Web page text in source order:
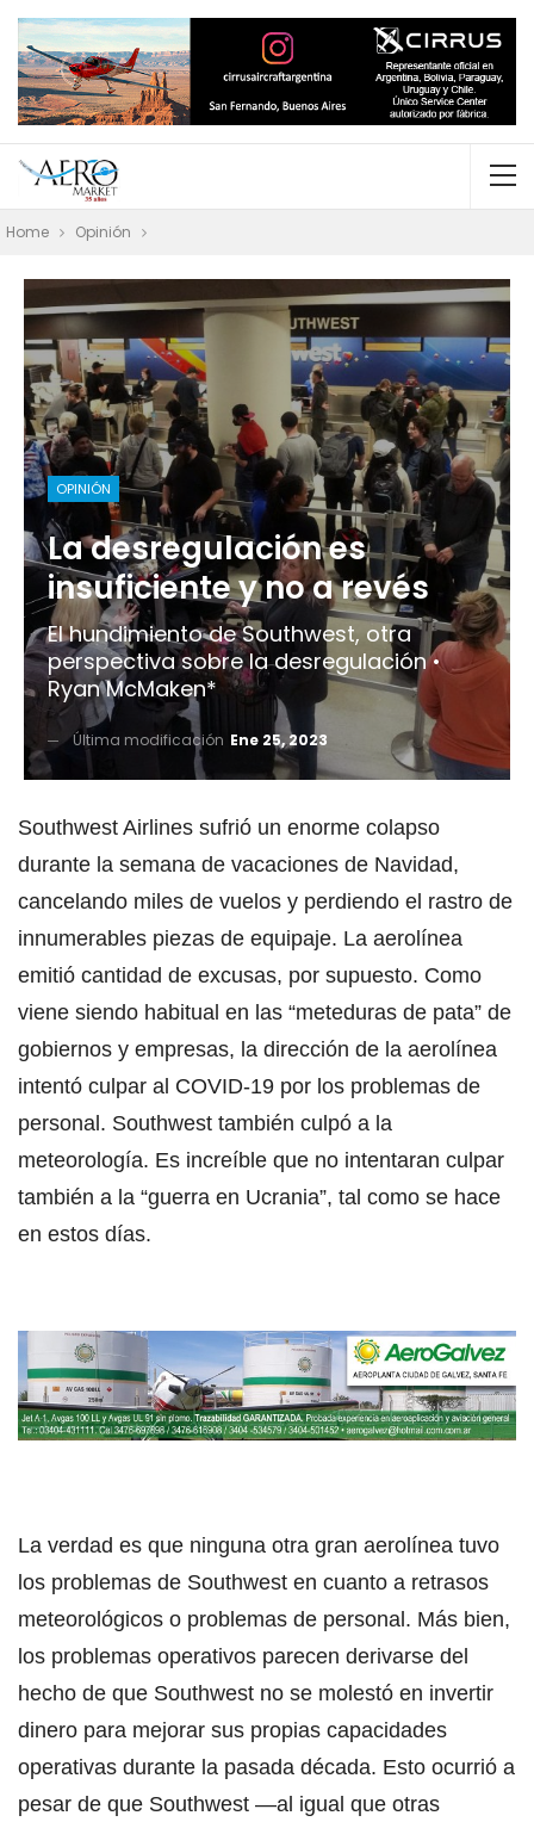
Home Opinión
OPINIÓN
La desregulación es
insuficiente y no a revés
El hundimiento de Southwest, otra
perspectiva sobre la desregulación •
Ryan McMaken*
Última modificación Ene 25, 2023
Southwest Airlines sufrió un enorme colapso
durante la semana de vacaciones de Navidad,
cancelando miles de vuelos y perdiendo el rastro de
innumerables piezas de equipaje. La aerolínea
emitió cantidad de excusas, por supuesto. Como
viene siendo habitual en las “meteduras de pata” de
gobiernos y empresas, la dirección de la aerolínea
intentó culpar al COVID-19 por los problemas de
personal. Southwest también culpó a la
meteorología. Es increíble que no intentaran culpar
también a la “guerra en Ucrania”, tal como se hace
en estos días.
La verdad es que ninguna otra gran aerolínea tuvo
los problemas de Southwest en cuanto a retrasos
meteorológicos o problemas de personal. Más bien,
los problemas operativos parecen derivarse del
hecho de que Southwest no se molestó en invertir
dinero para mejorar sus propias capacidades
operativas durante la pasada década. Esto ocurrió a
pesar de que Southwest —al igual que otras